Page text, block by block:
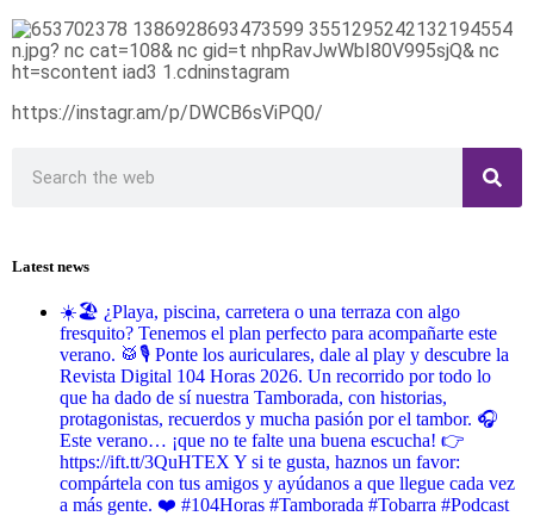
https://instagr.am/p/DWCB6sViPQ0/
Latest news
☀️🏖️ ¿Playa, piscina, carretera o una terraza con algo
fresquito? Tenemos el plan perfecto para acompañarte este
verano. 🥁🎙️ Ponte los auriculares, dale al play y descubre la
Revista Digital 104 Horas 2026. Un recorrido por todo lo
que ha dado de sí nuestra Tamborada, con historias,
protagonistas, recuerdos y mucha pasión por el tambor. 🎧
Este verano… ¡que no te falte una buena escucha! 👉
https://ift.tt/3QuHTEX Y si te gusta, haznos un favor:
compártela con tus amigos y ayúdanos a que llegue cada vez
a más gente. ❤️ #104Horas #Tamborada #Tobarra #Podcast